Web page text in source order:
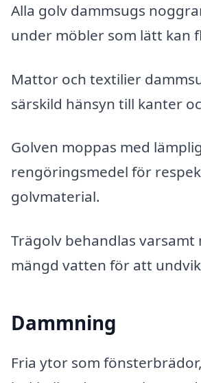
Alla golv dammsugs
under möbler som lätt kan
Mattor och textilier
särskild hänsyn till kanter
Golven moppas med
rengöringsmedel för
golvmaterial.
Trägolv behandlas varsamt
mängd vatten för att
Dammning
Fria ytor som